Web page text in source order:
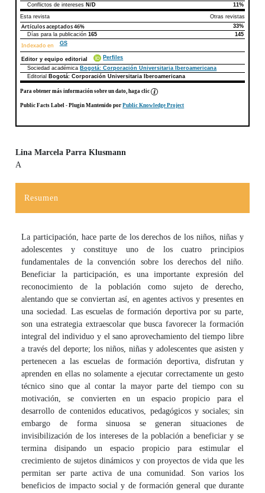
Conflictos de intereses N/D
11%
Esta revista
Otras revistas
Artículos aceptados46%
33%
Días para la publicación165 145
Indexado en GS
Editor y equipo editorial
Perfiles
Sociedad académica Bogotá: Corporación Universitaria Iberoamericana
Editorial
Bogotá: Corporación Universitaria Iberoamericana
Para obtener más información sobre un dato, haga clic
Public Facts Label - Plugin Mantenido porPublic Knowledge Project
Lina Marcela Parra Klusmann
A
Resumen
La participación, hace parte de los derechos de los niños, niñas y
adolescentes y constituye uno de los cuatro principios
fundamentales de la convención sobre los derechos del niño.
Beneficiar la participación, es una importante expresión del
reconocimiento de la población como sujeto de derecho,
alentando que se conviertan así, en agentes activos y presentes en
una sociedad. Las escuelas de formación deportiva por su parte,
son una estrategia extraescolar que busca favorecer la formación
integral del individuo y el sano aprovechamiento del tiempo libre
a través del deporte; los niños, niñas y adolescentes que asisten y
pertenecen a las escuelas de formación deportiva, disfrutan y
aprenden en ellas no solamente a ejecutar correctamente un gesto
técnico sino que al contar la mayor parte del tiempo con su
motivación, se convierten en un espacio propicio para el
desarrollo de contenidos educativos, pedagógicos y sociales; sin
embargo de forma sinuosa se generan situaciones de
invisibilización de los intereses de la población a beneficiar y se
termina disipando un espacio propicio para estimular el
crecimiento de sujetos dinámicos y con proyectos de vida que les
permitan ser parte activa de una comunidad. Son varios los
beneficios de impacto social y de formación general que durante